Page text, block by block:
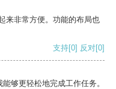
来非常方便。功能的布局也
支持[0] 反对[0]
够更轻松地完成工作任务。